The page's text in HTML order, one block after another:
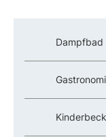
Dampfbad